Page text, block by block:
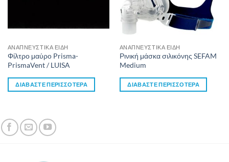
ΑΝΑΠΝΕΥΣΤΙΚΆ ΕΊΔΗ
Φίλτρο μαύρο Prisma-
PrismaVent / LUISA
ΔΙΑΒΆΣΤΕ ΠΕΡΙΣΣΌΤΕΡΑ
ΑΝΑΠΝΕΥΣΤΙΚΆ ΕΊΔΗ
Ρινική μάσκα σιλικόνης SEFAM
Medium
ΔΙΑΒΆΣΤΕ ΠΕΡΙΣΣΌΤΕΡΑ